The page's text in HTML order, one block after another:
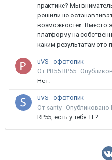
практике? Мы
решили не
возможностей. Вместо
платформу на
каким результатам
uVS - оффтопик
От PR55.RP55 ·
Нет.
uVS - оффтопик
От santy · Опубликовано
RP55, есть у тебя ТГ?